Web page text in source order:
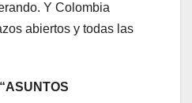
Y Colombia
abiertos y todas las